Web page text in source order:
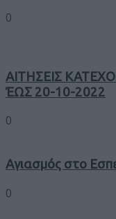
0
ΑΙΤΗΣΕΙΣ
ΈΩΣ 20-10-2022
0
Αγιασμός στο
0